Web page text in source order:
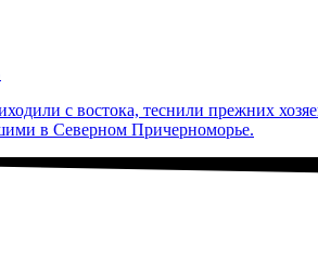
с востока, теснили прежних
в Северном Причерноморье.